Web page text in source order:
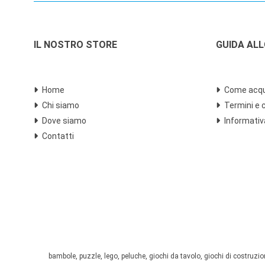
IL NOSTRO STORE
Home
Chi siamo
Dove siamo
Contatti
GUIDA
Come
Termini e
bambole, puzzle, lego, peluche, giochi da tavolo, giochi di